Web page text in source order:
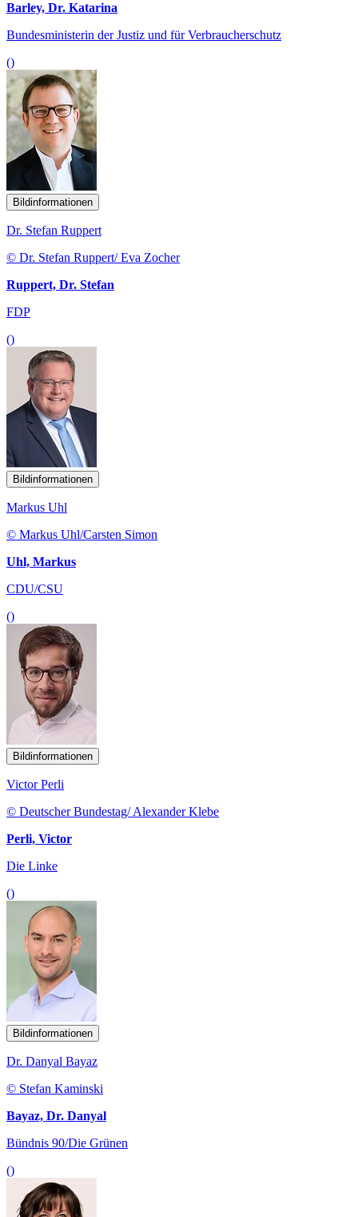
Barley, Dr. Katarina
Bundesministerin der Justiz und für Verbraucherschutz
()
Bildinformationen
Dr. Stefan Ruppert
© Dr. Stefan Ruppert/ Eva Zocher
Ruppert, Dr. Stefan
FDP
()
Bildinformationen
Markus Uhl
© Markus Uhl/Carsten Simon
Uhl, Markus
CDU/CSU
()
Bildinformationen
Victor Perli
© Deutscher Bundestag/ Alexander Klebe
Perli, Victor
Die Linke
()
Bildinformationen
Dr. Danyal Bayaz
© Stefan Kaminski
Bayaz, Dr. Danyal
Bündnis 90/Die Grünen
()